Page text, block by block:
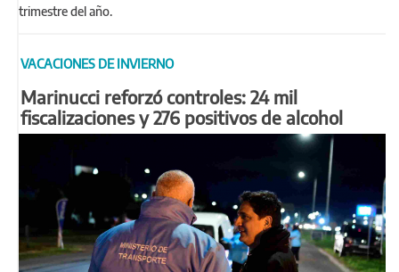
trimestre del año.
VACACIONES DE INVIERNO
Marinucci reforzó controles: 24 mil
fiscalizaciones y 276 positivos de alcohol